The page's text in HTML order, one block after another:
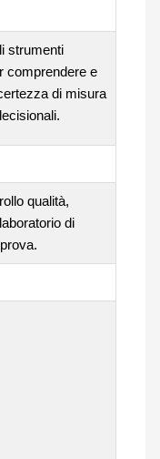
strumenti
comprendere e
di misura
qualità,
di